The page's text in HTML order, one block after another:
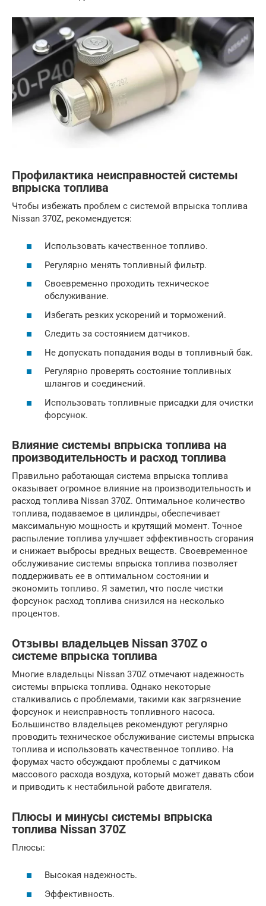
Профилактика неисправностей системы
впрыска топлива
Чтобы избежать проблем с системой впрыска топлива
Nissan 370Z, рекомендуется:
Использовать качественное топливо.
Регулярно менять топливный фильтр.
Своевременно проходить техническое
обслуживание.
Избегать резких ускорений и торможений.
Следить за состоянием датчиков.
Не допускать попадания воды в топливный бак.
Регулярно проверять состояние топливных
шлангов и соединений.
Использовать топливные присадки для очистки
форсунок.
Влияние системы впрыска топлива на
производительность и расход топлива
Правильно работающая система впрыска топлива
оказывает огромное влияние на производительность и
расход топлива Nissan 370Z. Оптимальное количество
топлива, подаваемое в цилиндры, обеспечивает
максимальную мощность и крутящий момент. Точное
распыление топлива улучшает эффективность сгорания
и снижает выбросы вредных веществ. Своевременное
обслуживание системы впрыска топлива позволяет
поддерживать ее в оптимальном состоянии и
экономить топливо. Я заметил, что после чистки
форсунок расход топлива снизился на несколько
процентов.
Отзывы владельцев Nissan 370Z о
системе впрыска топлива
Многие владельцы Nissan 370Z отмечают надежность
системы впрыска топлива. Однако некоторые
сталкивались с проблемами, такими как загрязнение
форсунок и неисправность топливного насоса.
Большинство владельцев рекомендуют регулярно
проводить техническое обслуживание системы впрыска
топлива и использовать качественное топливо. На
форумах часто обсуждают проблемы с датчиком
массового расхода воздуха, который может давать сбои
и приводить к нестабильной работе двигателя.
Плюсы и минусы системы впрыска
топлива Nissan 370Z
Плюсы:
Высокая надежность.
Эффективность.